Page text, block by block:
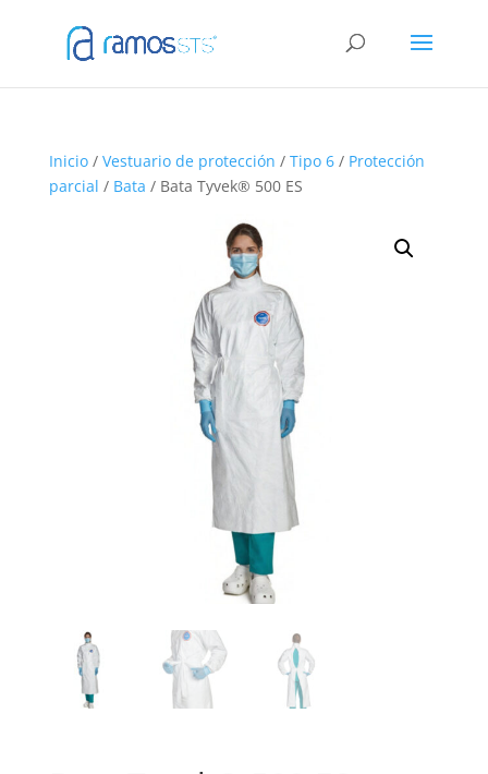
Inicio/ Vestuario de protección / Tipo 6/ Protección
parcial / Bata / Bata Tyvek® 500 ES